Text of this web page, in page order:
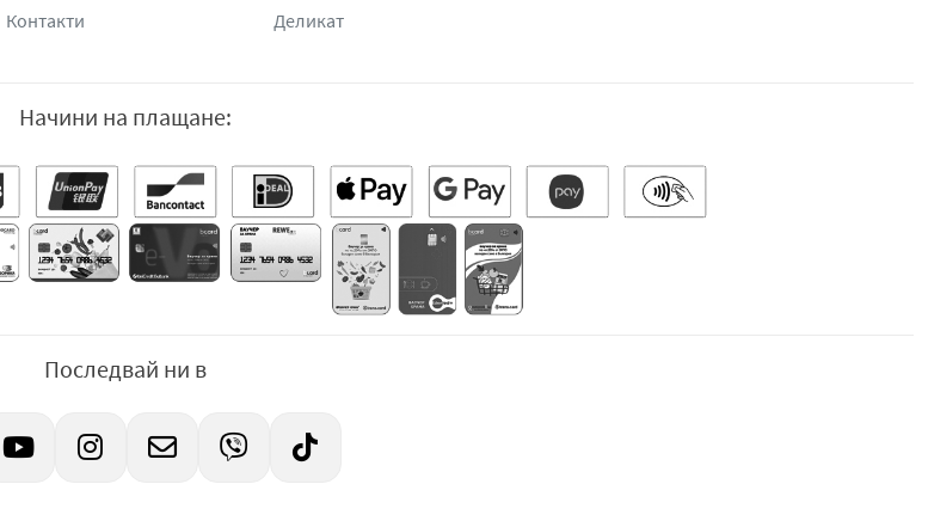
Контакти
Деликат
Начини на плащане:
Последвай ни в